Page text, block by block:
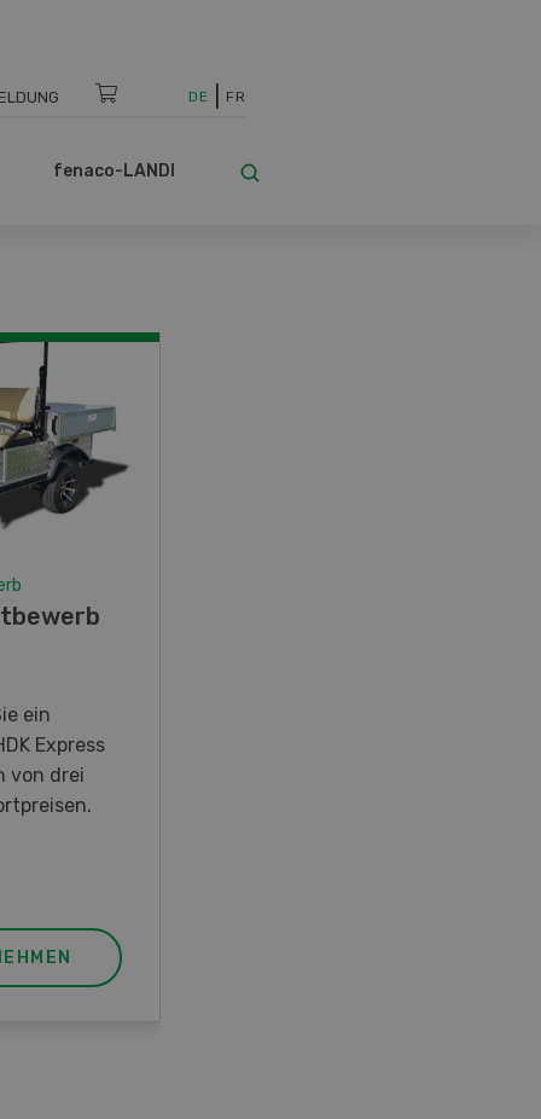
DE FR
fenaco-LANDI
ein
Express
von drei